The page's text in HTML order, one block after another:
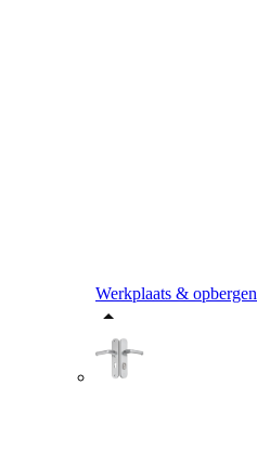
Werkplaats & opbergen